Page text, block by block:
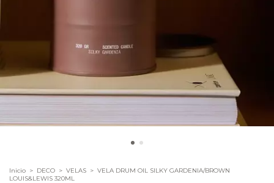
Inicio > DECO > VELAS > VELA DRUM OIL SILKY GARDENIA/BROWN
LOUIS&LEWIS 320ML